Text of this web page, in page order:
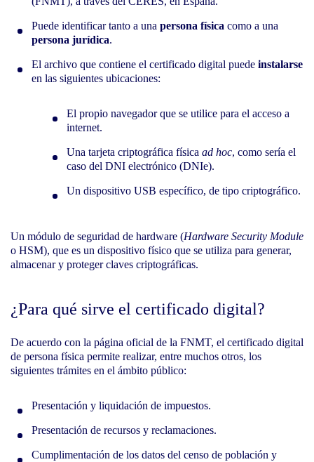
Puede identificar tanto a una persona física como a una
persona jurídica.
El archivo que contiene el certificado digital puede instalarse
en las siguientes ubicaciones:
El propio navegador que se utilice para el acceso a
internet.
Una tarjeta criptográfica física ad hoc, como sería el
caso del DNI electrónico (DNIe).
Un dispositivo USB específico, de tipo criptográfico.
Un módulo de seguridad de hardware (Hardware Security Module
o HSM), que es un dispositivo físico que se utiliza para generar,
almacenar y proteger claves criptográficas.
¿Para qué sirve el certificado digital?
De acuerdo con la página oficial de la FNMT, el certificado digital
de persona física permite realizar, entre muchos otros, los
siguientes trámites en el ámbito público:
Presentación y liquidación de impuestos.
Presentación de recursos y reclamaciones.
Cumplimentación de los datos del censo de población y